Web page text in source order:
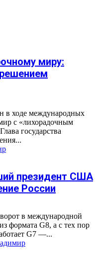
миру:
в ходе международных
с «лихорадочным
государства
президент США
России
в международной
формата G8, а с тех пор
G7 —...